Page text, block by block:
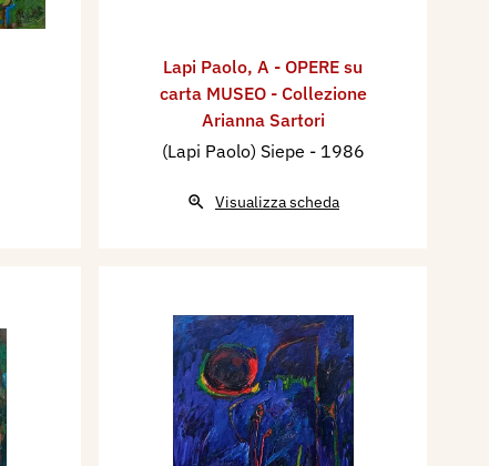
Lapi Paolo, A - OPERE su
carta MUSEO - Collezione
Arianna Sartori
(Lapi Paolo) Siepe - 1986
Visualizza scheda